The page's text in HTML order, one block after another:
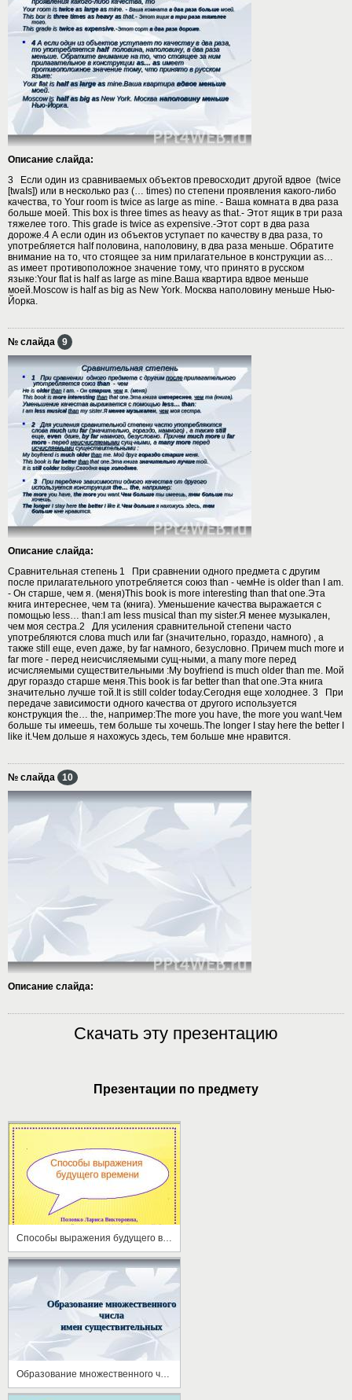
Описание слайда:
3 Если один из сравниваемых объектов превосходит другой вдвое (twice
[twaIs]) или в несколько раз (… times) по степени проявления какого-либо
качества, то Your room is twice as large as mine. - Ваша комната в два раза
больше моей. This box is three times as heavy as that.- Этот ящик в три раза
тяжелее того. This grade is twice as expensive.-Этот сорт в два раза
дороже.4 А если один из объектов уступает по качеству в два раза, то
употребляется half половина, наполовину, в два раза меньше. Обратите
внимание на то, что стоящее за ним прилагательное в конструкции as…
as имеет противоположное значение тому, что принято в русском
языке:Your flat is half as large as mine.Ваша квартира вдвое меньше
моей.Moscow is half as big as New York. Москва наполовину меньше Нью-
Йорка.
№ слайда 9
Описание слайда:
Сравнительная степень 1 При сравнении одного предмета с другим
после прилагательного употребляется союз than - чемHe is older than I am.
- Он старше, чем я. (меня)This book is more interesting than that one.Эта
книга интереснее, чем та (книга). Уменьшение качества выражается с
помощью less… than:I am less musical than my sister.Я менее музыкален,
чем моя сестра.2 Для усиления сравнительной степени часто
употребляются слова much или far (значительно, гораздо, намного) , а
также still еще, even даже, by far намного, безусловно. Причем much more и
far more - перед неисчисляемыми сущ-ными, а many more перед
исчисляемыми существительными :My boyfriend is much older than me. Мой
друг гораздо старше меня.This book is far better than that one.Эта книга
значительно лучше той.It is still colder today.Сегодня еще холоднее. 3 При
передаче зависимости одного качества от другого используется
конструкция the… the, например:The more you have, the more you want.Чем
больше ты имеешь, тем больше ты хочешь.The longer I stay here the better I
like it.Чем дольше я нахожусь здесь, тем больше мне нравится.
№ слайда 10
Описание слайда:
Скачать эту презентацию
Презентации по предмету